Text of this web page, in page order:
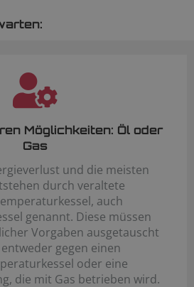
Möglichkeiten: Öl oder
Gas
und die meisten
durch veraltete
auch
genannt. Diese müssen
Vorgaben ausgetauscht
gegen einen
oder eine
die mit Gas betrieben wird.